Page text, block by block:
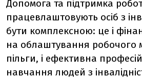
Допомога та підтримка
працевлаштовують осіб з
бути комплексною: це і
на облаштування робочого
пільги, і ефективна
навчання людей з